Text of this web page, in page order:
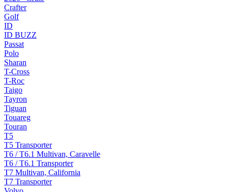
Crafter
Golf
ID
ID BUZZ
Passat
Polo
Sharan
T-Cross
T-Roc
Taigo
Tayron
Tiguan
Touareg
Touran
T5
T5 Transporter
T6 / T6.1 Multivan, Caravelle
T6 / T6.1 Transporter
T7 Multivan, California
T7 Transporter